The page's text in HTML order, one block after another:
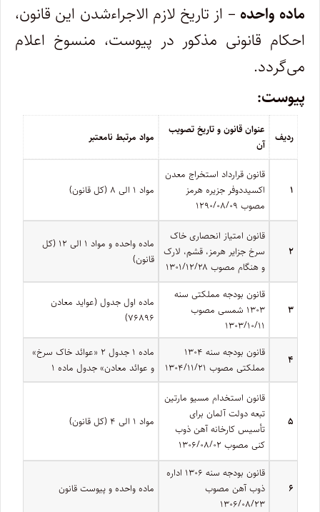
ماده ­واحده – از تاریخ لازم­ الاجراءشدن این قانون،
احکام قانونی مذکور در پیوست، منسوخ اعلام
می‌گردد.
پیوست:
ردیف
عنوان قانون و تاریخ تصویب
آن
مواد مرتبط نامعتبر
۱
قانون قرارداد استخراج معدن
اکسیددوفر جزیره هرمز
مصوب ۱۲۹۰/۰۸/۰۹
مواد ۱ الی ۸ (کل قانون)
۲
قانون امتیاز انحصاری خاک
سرخ جزایر هرمز‌، قشم، لارک
و هنگام مصوب ۱۳۰۱/۱۲/۲۸
ماده‌ واحده و مواد ۱ الی ۱۲ (کل
قانون)
۳
قانون بودجه مملکتی سنه
۱۳۰۳ شمسی مصوب
۱۳۰۳/۱۰/۱۱
ماده اول جدول (عواید معادن
۷۶۸۹۶)
۴
‌قانون بودجه سنه ۱۳۰۴
مملکتی مصوب ۱۳۰۴/۱۱/۲۱
ماده ۱ جدول ۲ «عوائد خاک سرخ»
و عوائد معادن» جدول ماده ۱
۵
قانون استخدام مسیو مارتین
تبعه دولت آلمان برای
تأسیس کارخانه آهن ذوب
کنی مصوب ۱۳۰۶/۰۸/۰۲
مواد ۱ الی ۴ (کل قانون)
۶
قانون بودجه سنه ۱۳۰۶ اداره
ذوب آهن مصوب
۱۳۰۶/۰۸/۲۳
ماده‌ واحده و پیوست قانون